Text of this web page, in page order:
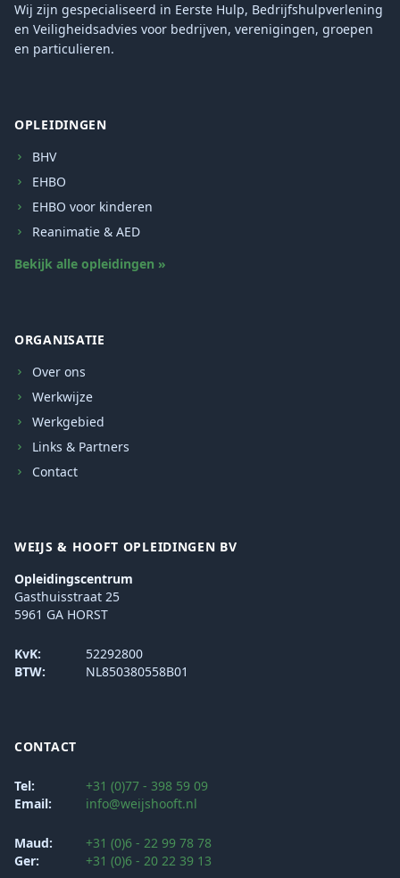
Wij zijn gespecialiseerd in Eerste Hulp, Bedrijfshulpverlening
en Veiligheidsadvies voor bedrijven, verenigingen, groepen
en particulieren.
OPLEIDINGEN
BHV
EHBO
EHBO voor kinderen
Reanimatie & AED
Bekijk alle opleidingen »
ORGANISATIE
Over ons
Werkwijze
Werkgebied
Links & Partners
Contact
WEIJS & HOOFT OPLEIDINGEN BV
Opleidingscentrum
Gasthuisstraat 25
5961 GA HORST
KvK:
52292800
BTW:
NL850380558B01
CONTACT
Tel:
+31 (0)77 - 398 59 09
Email:
info@weijshooft.nl
Maud:
+31 (0)6 - 22 99 78 78
Ger:
+31 (0)6 - 20 22 39 13